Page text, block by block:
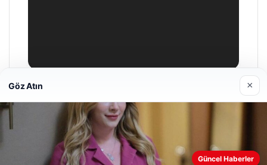
29/04/2026
Web sitemizi nasıl kullandığınızı daha iyi anlayabilmek,
Göz Atın ×
Güncel Haberler